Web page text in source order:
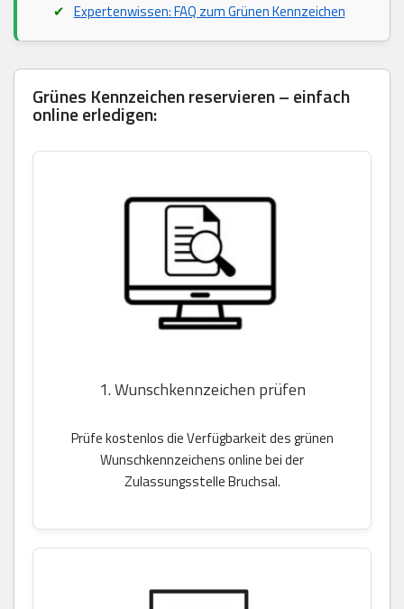
Expertenwissen: FAQ zum Grünen Kennzeichen
Grünes Kennzeichen reservieren – einfach
online erledigen:
1. Wunschkennzeichen prüfen
Prüfe kostenlos die Verfügbarkeit des grünen
Wunschkennzeichens online bei der
Zulassungsstelle Bruchsal.